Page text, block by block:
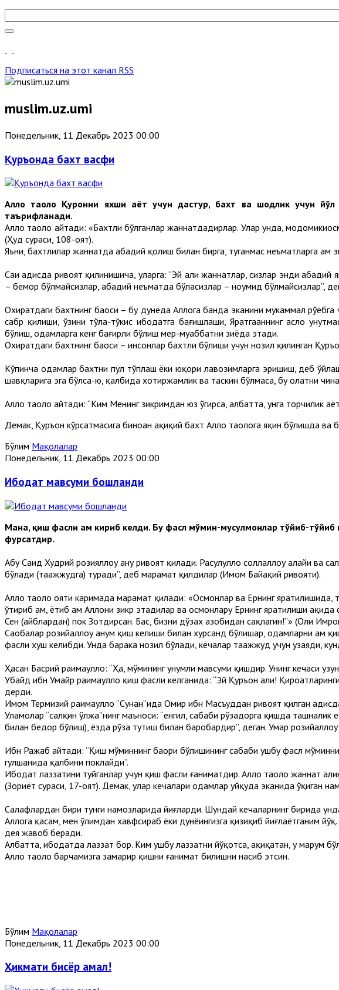
Подписаться на этот канал RSS
muslim.uz.umi
Понедельник, 11 Декабрь 2023 00:00
Қуръонда бахт васфи
Аллоҳ таоло Қуронни яхши ҳаёт учун дастур, бахт ва шодлик учун
таърифланади.
Аллоҳ таоло айтади: «Бахтли бўлганлар жаннатдадирлар. Улар унда,
(Ҳуд сураси, 108-оят).
Яъни, бахтлилар жаннатда абадий қолиш билан бирга, туганмас неъматларга ҳам
Саҳиҳ ҳадисда ривоят қилинишича, уларга: “Эй аҳли жаннатлар, сизлар энди
– бемор бўлмайсизлар, абадий неъматда бўласизлар – ноумид бўлмайсизлар”,
Охиратдаги бахтнинг баҳоси – бу дунёда Аллоҳга банда эканини мукаммал
сабр қилиши, ўзини тўла-тўкис ибодатга бағишлаши, Яратгааннинг асло
бўлиш, одамларга кенг бағирли бўлиш меҳр-муҳаббатни зиёда этади.
Охиратдаги бахтнинг баҳоси – инсонлар бахтли бўлиши учун нозил қилинган
Кўпинча одамлар бахтни пул тўплаш ёки юқори лавозимларга эришиш, деб
шавқларига эга бўлса-ю, қалбида хотиржамлик ва таскин бўлмаса, бу ҳолатни
Аллоҳ таоло айтади: “Ким Менинг зикримдан юз ўгирса, албатта, унга торчилик
Демак, Қуръон кўрсатмасига биноан ҳақиқий бахт Аллоҳ таолога яқин бўлишда
Бўлим Мақолалар
Понедельник, 11 Декабрь 2023 00:00
Ибодат мавсуми бошланди
Мана, қиш фасли ҳам кириб келди. Бу фасл мўмин-мусулмонлар тўйиб-
фурсатдир.
Абу Саид Худрий розияллоҳу анҳу ривоят қилади. Расулуллоҳ соллаллоҳу алайҳи
бўлади (таҳажжудга) туради”, деб марҳамат қилдилар (Имом Байҳақий ривояти).
Аллоҳ таоло ояти каримада марҳамат қилади: «Осмонлар ва Ернинг
ўтириб ҳам, ётиб ҳам Аллоҳни зикр этадилар ва осмонлару Ернинг яратилиши
Сен (айблардан) пок Зотдирсан. Бас, бизни дўзах азобидан сақлагин!”» (Оли
Саҳобалар розийаллоҳу анҳум қиш келиши билан хурсанд бўлишар, одамларни ҳам
фасли хуш келибди. Унда барака нозил бўлади, кечалар таҳажжуд учун узаяди,
Ҳасан Басрий раҳимаҳуллоҳ: “Ҳа, мўмининг унумли мавсуми қишдир. Унинг кечаси
Убайд ибн Умайр раҳимаҳуллоҳ қиш фасли келганида: “Эй Қуръон аҳли!
дерди.
Имом Термизий раҳимаҳуллоҳ “Сунан”ида Омир ибн Масъуддан ривоят қилган
Уламолар “салқин ўлжа”нинг маъноси: “енгил, сабаби рўзадорга қишда ташналик
билан бедор бўлиш), ёзда рўза тутиш билан баробардир”, деган. Умар
Ибн Ражаб айтади: “Қиш мўминнинг баҳори бўлишининг сабаби ушбу фасл
гулшанида қалбини поклайди”.
Ибодат лаззатини туйганлар учун қиш фасли ғаниматдир. Аллоҳ таоло жаннат
(Зориёт сураси, 17-оят). Демак, улар кечалари одамлар уйқуда эканида ўқиган
Салафлардан бири тунги намозларида йиғларди. Шундай кечаларнинг бирида
Аллоҳга қасам, мен ўлимдан хавфсираб ёки дунёингизга қизиқиб йиғлаётганим
дея жавоб беради.
Албатта, ибодатда лаззат бор. Ким ушбу лаззатни йўқотса, ҳақиқатан, у маҳрум
Аллоҳ таоло барчамизга замҳарир қишни ғанимат билишни насиб этсин.
Бўлим Мақолалар
Понедельник, 11 Декабрь 2023 00:00
Ҳикмати бисёр амал!